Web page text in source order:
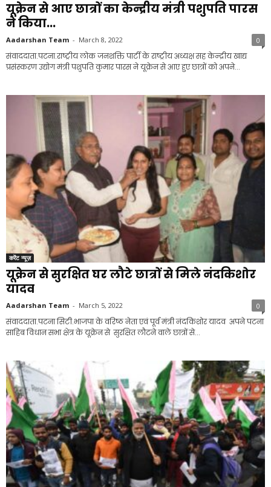
यूक्रेन से आए छात्रों का केन्द्रीय मंत्री पशुपति पारस
ने किया...
Aadarshan Team - March 8, 2022 0
संवाददाता.पटना.राष्ट्रीय लोक जनशक्ति पार्टी के राष्ट्रीय अध्यक्ष सह केन्‍द्रीय खाद्य
प्रसंस्‍करण उद्योग मंत्री पशुपति कुमार पारस ने यूक्रेन से आए हुए छात्रों को अपने...
करेंट न्यूज़
यूक्रेन से सुरक्षित घर लौटे छात्रों से मिले नंदकिशोर
यादव
Aadarshan Team - March 5, 2022 0
संवाददाता.पटना सिटी.भाजपा के वरिष्ठ नेता एवं पूर्व मंत्री नंदकिशोर यादव अपने पटना
साहिब विधान सभा क्षेत्र के यूक्रेन से सुरक्षित लौटने वाले छात्रों से...